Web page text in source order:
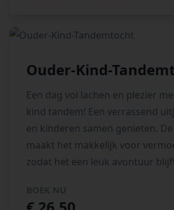
Ouder-Kind-
Een dag vol lachen en plezier
kind tandem! Een verrassend
en kinderen samen genieten.
maakt het makkelijk voor
zodat het een leuk avontuur